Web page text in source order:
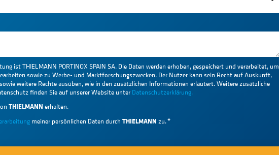
ist THIELMANN PORTINOX SPAIN SA. Die Daten werden erhoben, gespeichert und verarbeitet, um
sowie zu Werbe- und Marktforschungszwecken. Der Nutzer kann sein Recht auf Auskunft,
weitere Rechte ausüben, wie in den zusätzlichen Informationen erläutert. Weitere zusätzliche
finden Sie auf unserer Website unter Datenschutzerklärung.
THIELMANN erhalten.
meiner persönlichen Daten durch THIELMANN zu.*